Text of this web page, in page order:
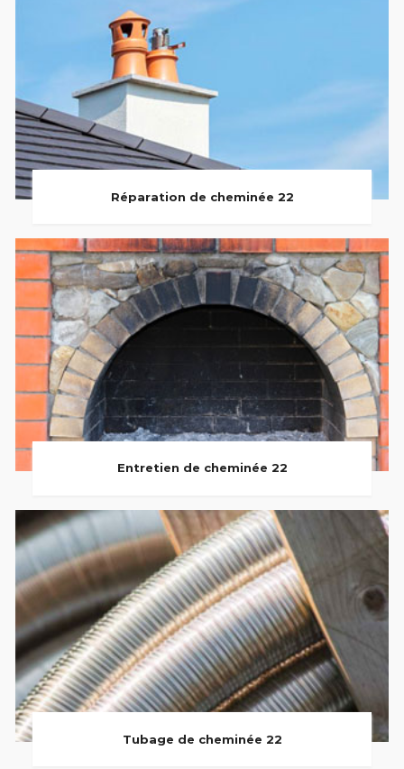
Réparation de cheminée 22
Entretien de cheminée 22
Tubage de cheminée 22